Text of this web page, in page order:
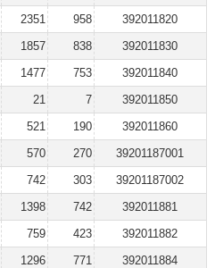
2351 958
392011820
1857 838
392011830
1477 753
392011840
21 7
392011850
521 190
392011860
570 270
39201187001
742 303
39201187002
1398 742
392011881
759 423
392011882
1296 771
392011884